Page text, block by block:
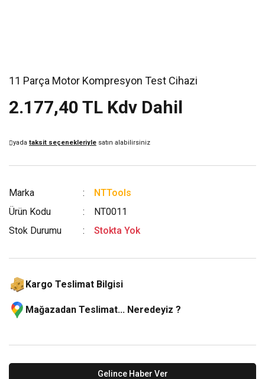
11 Parça Motor Kompresyon Test Cihazi
2.177,40 TL Kdv Dahil
yada taksit seçenekleriyle satın alabilirsiniz
Marka
NTTools
Ürün Kodu
NT0011
Stok Durumu
Stokta Yok
Kargo Teslimat Bilgisi
Mağazadan Teslimat... Neredeyiz ?
Gelince Haber Ver